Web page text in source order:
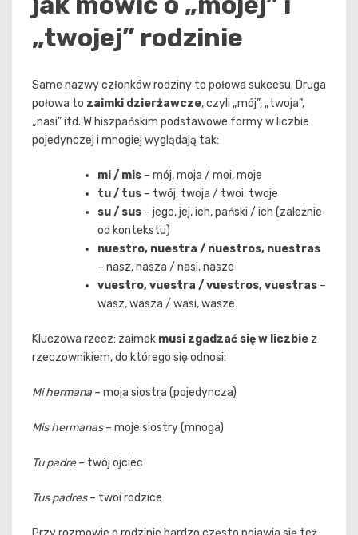
„twojej” rodzinie
Same nazwy członków rodziny to połowa sukcesu. Druga
połowa to zaimki dzierżawcze, czyli „mój”, „twoja”,
„nasi” itd. W hiszpańskim podstawowe formy w liczbie
pojedynczej i mnogiej wyglądają tak:
mi / mis – mój, moja / moi, moje
tu / tus – twój, twoja / twoi, twoje
su / sus – jego, jej, ich, pański / ich (zależnie
od kontekstu)
nuestro, nuestra / nuestros, nuestras
– nasz, nasza / nasi, nasze
vuestro, vuestra / vuestros, vuestras –
wasz, wasza / wasi, wasze
Kluczowa rzecz: zaimek musi zgadzać się w liczbie z
rzeczownikiem, do którego się odnosi:
Mi hermana – moja siostra (pojedyncza)
Mis hermanas– moje siostry (mnoga)
Tu padre– twój ojciec
Tus padres– twoi rodzice